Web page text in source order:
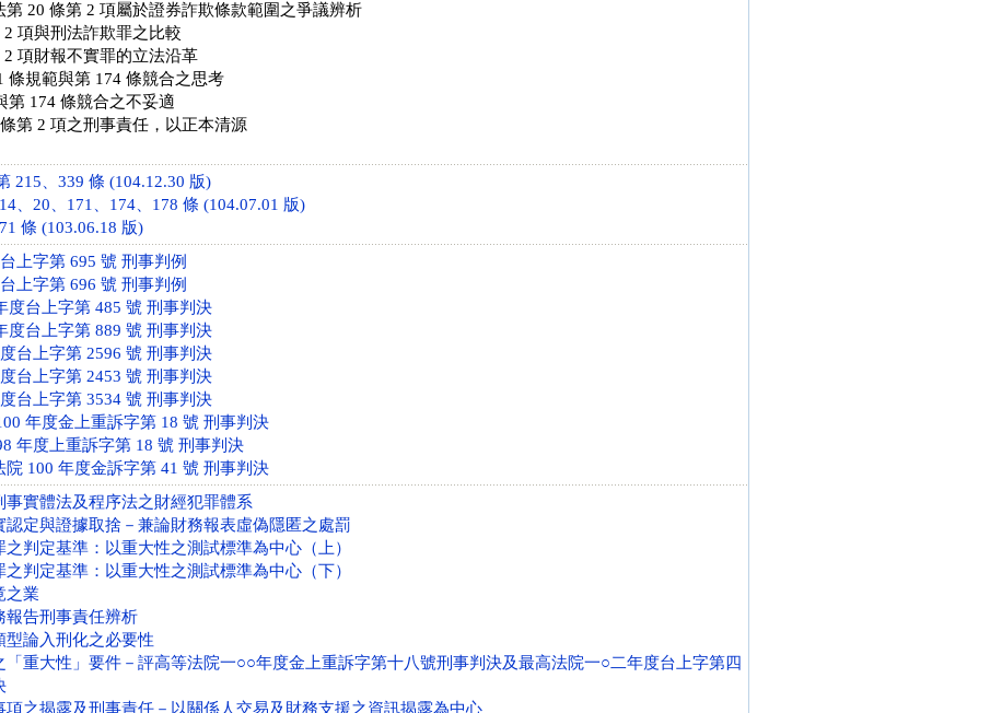
第 20 條第 2 項屬於證券詐欺條款範圍之爭議辨析
項與刑法詐欺罪之比較
2 項財報不實罪的立法沿革
條規範與第 174 條競合之思考
第 174 條競合之不妥適
第 2 項之刑事責任，以正本清源
215、339 條 (104.12.30 版)
、20、171、174、178 條 (104.07.01 版)
條 (103.06.18 版)
上字第 695 號 刑事判例
上字第 696 號 刑事判例
度台上字第 485 號 刑事判決
度台上字第 889 號 刑事判決
台上字第 2596 號 刑事判決
台上字第 2453 號 刑事判決
台上字第 3534 號 刑事判決
年度金上重訴字第 18 號 刑事判決
年度上重訴字第 18 號 刑事判決
院 100 年度金訴字第 41 號 刑事判決
事實體法及程序法之財經犯罪體系
認定與證據取捨－兼論財務報表虛偽隱匿之處罰
判定基準：以重大性之測試標準為中心（上）
判定基準：以重大性之測試標準為中心（下）
之業
報告刑事責任辨析
型論入刑化之必要性
「重大性」要件－評高等法院一○○年度金上重訴字第十八號刑事判決及最高法院一○二年度台上字第四
項之揭露及刑事責任－以關係人交易及財務支援之資訊揭露為中心